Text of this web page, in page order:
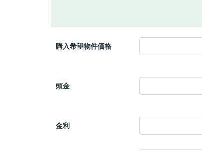
購入希望物件価格
頭金
金利